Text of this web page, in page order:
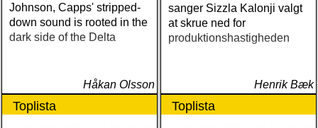
Johnson, Capps' stripped-
down sound is rooted in the
dark side of the Delta
Håkan Olsson
sanger Sizzla Kalonji valgt
at skrue ned for
produktionshastigheden
Henrik Bæk
Toplista Toplista